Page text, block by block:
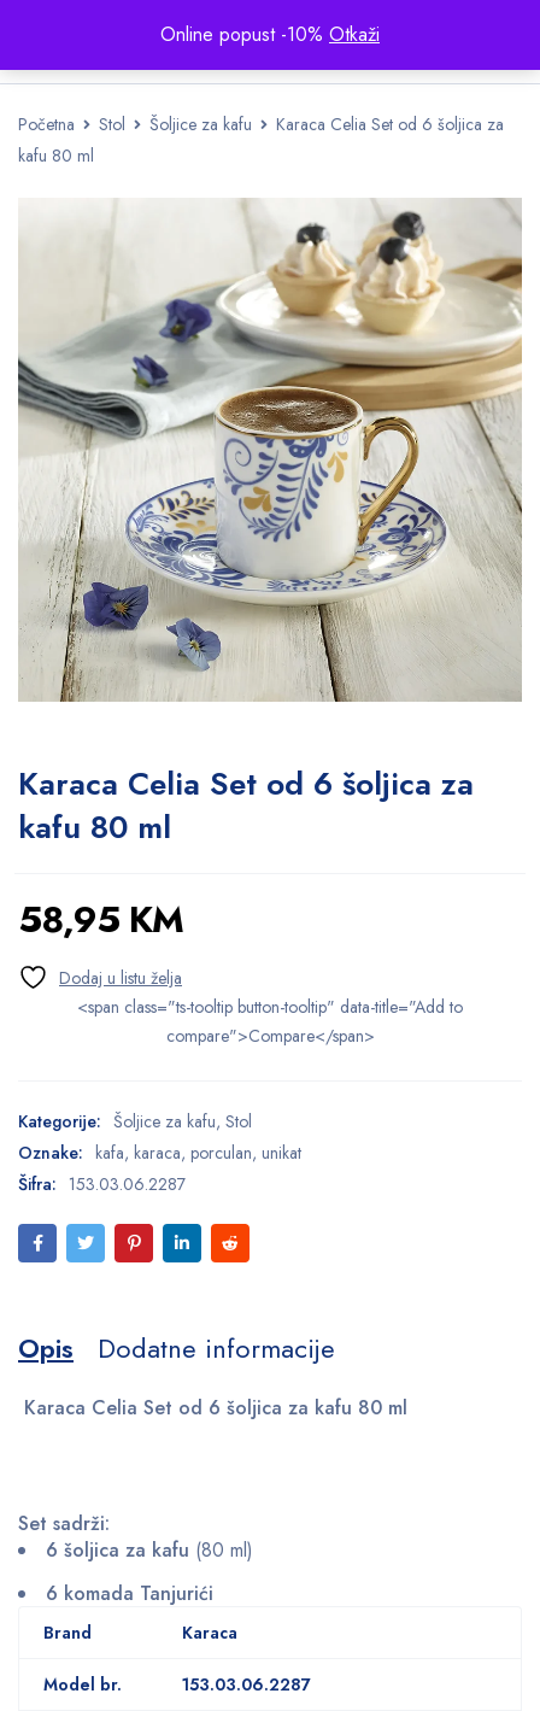
Online popust -10% Otkaži
Početna Stol Šoljice za kafu
Karaca Celia Set od 6 šoljica za
kafu 80 ml
Karaca Celia Set od 6 šoljica za
kafu 80 ml
58,95 KM
<span class="ts-tooltip button-tooltip" data-title="Add to
compare">Compare</span>
Kategorije: Šoljice za kafu, Stol
Oznake: kafa, karaca, porculan, unikat
Šifra: 153.03.06.2287
Opis Dodatne informacije
Karaca Celia Set od 6 šoljica za kafu 80 ml
Set sadrži:
6 šoljica za kafu (80 ml)
6 komada Tanjurići
Brand Karaca
Model br. 153.03.06.2287